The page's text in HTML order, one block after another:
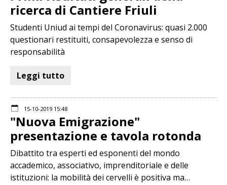
ricerca di Cantiere Friuli
Studenti Uniud ai tempi del Coronavirus: quasi 2.000
questionari restituiti, consapevolezza e senso di
responsabilità
Leggi tutto
15-10-2019 15:48
"Nuova Emigrazione"
presentazione e tavola rotonda
Dibattito tra esperti ed esponenti del mondo
accademico, associativo, imprenditoriale e delle
istituzioni: la mobilità dei cervelli è positiva ma…